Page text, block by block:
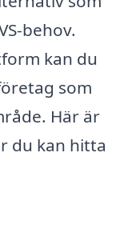
behov.
kan du
som
Här är
du kan hitta